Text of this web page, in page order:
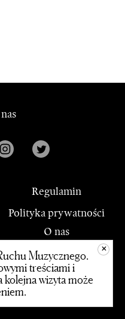
Regulamin
Polityka prywatności
O nas
Muzyczne
+
Muzycznego.
treściami i
wizyta może